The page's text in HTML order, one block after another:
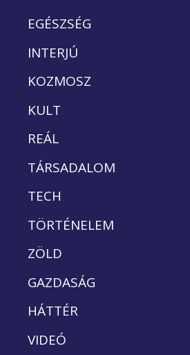
EGÉSZSÉG
INTERJÚ
KOZMOSZ
KULT
REÁL
TÁRSADALOM
TECH
TÖRTÉNELEM
ZÖLD
GAZDASÁG
HÁTTÉR
VIDEÓ